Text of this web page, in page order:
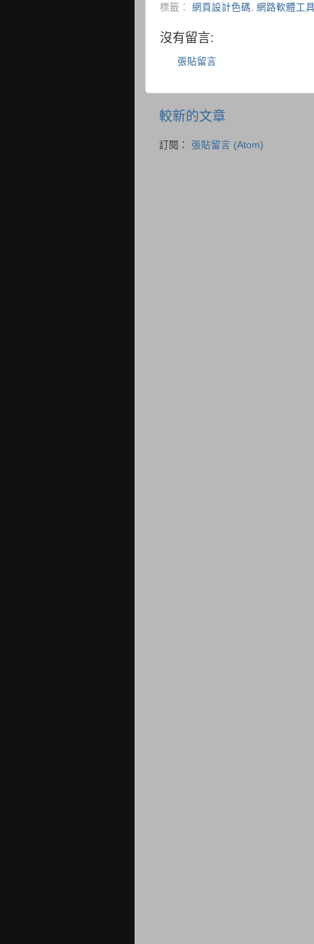
標籤： 網頁設計色碼, 網路軟體工
沒有留言:
張貼留言
較新的文章
訂閱： 張貼留言 (Atom)